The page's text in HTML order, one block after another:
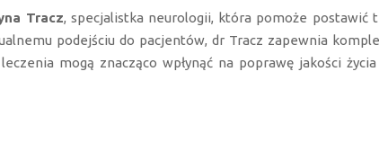
Tracz, specjalistka neurologii, która pomoże postawić
podejściu do pacjentów, dr Tracz zapewnia
mogą znacząco wpłynąć na poprawę jakości